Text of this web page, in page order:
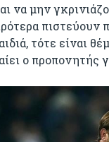
να μην
τότε είναι
ο προπονητής